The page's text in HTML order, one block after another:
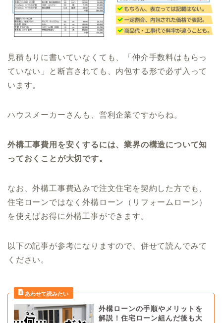
見積もりに書いていなくても、「仲介手数料はもらっ
ていない」と断言されても、内包する形で必ず入って
います。
ハウスメーカーさんも、営利企業ですからね。
外構工事費用を安くするには、業界の構造について知
っておくことが大切です。
なお、外構工事費込みで注文住宅を契約した方でも、
住宅ローンではなく外構ローン（リフォームローン）
を使えばお得に外構工事ができます。
以下の記事が参考になりますので、併せて読んでみて
ください。
外構ローンの手順やメリットを
解説！住宅ローン組んだ後も大